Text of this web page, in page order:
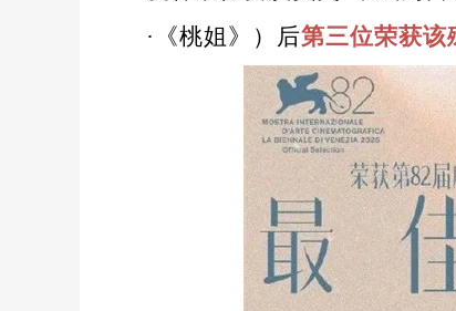
·《桃姐》）后第三位荣获该